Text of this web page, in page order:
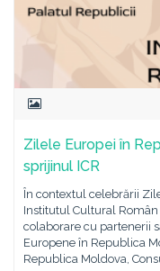
Zilele Europei în
sprijinul ICR
În contextul celebrării
Institutul Cultural Român
colaborare cu partenerii
Europene în Republica
Republica Moldova,